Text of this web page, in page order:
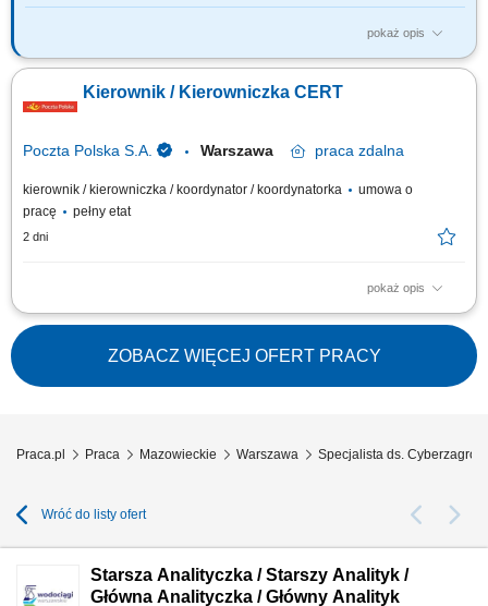
pokaż opis
Zadania, które na Ciebie czekają: Zapewnienie wiedzy specjalistycznej w
Pełnienie roli eksperta w zakresie działań związanych z wykrywaniem
cyberzagrożeń. Prowadzenie postępowań wyjaśniających i dochodzeń w
Kierownik / Kierowniczka CERT
Poczta Polska S.A. Warszawa praca zdalna
kierownik / kierowniczka / koordynator / koordynatorka
umowa o
pracę
pełny etat
2 dni
pokaż opis
Poszukujemy doświadczonego Kierownika CERT, który będzie
odpowiadał za zarządzanie zespołem reagowania na incydenty
bezpieczeństwa oraz rozwój kompetencji i narzędzi wspierających
ochronę organizacji przed cyberzagrożeniami. Jeśli masz doświadczenie
w kierowaniu zespołami...
ZOBACZ WIĘCEJ OFERT PRACY
Praca.pl Praca Mazowieckie Warszawa Specjalista ds.
Wróć do listy ofert
Starsza Analityczka / Starszy Analityk /
Główna Analityczka / Główny Analityk